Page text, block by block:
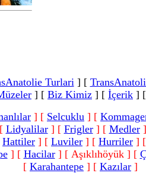
Turlari] [
] [ Biz Kimiz ] [ İçerik ]
] [ Selcuklu ] [
[ Lidyalilar] [ Frigler] [ Medler]
Hattiler ] [ Luviler ] [ Hurriler ]
] [ Hacilar] [ Aşıklıhöyük ] [
[ Karahantepe ] [ Kazılar ]